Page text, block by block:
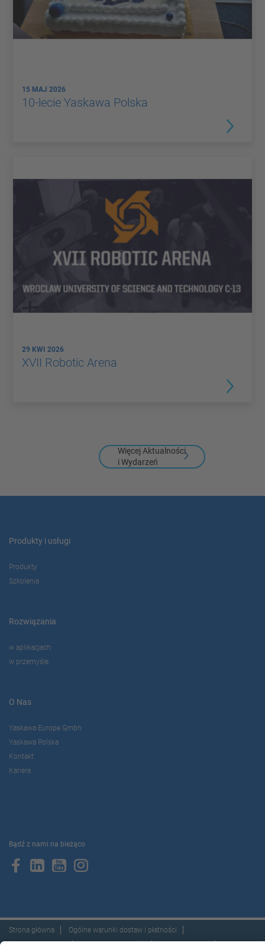
15 MAJ 2026
10-lecie Yaskawa Polska
29 KWI 2026
XVII Robotic Arena
Więcej Aktualności
i Wydarzeń
Produkty i usługi
Produkty
Szkolenia
Rozwiązania
w aplikacjach
w przemyśle
O Nas
Yaskawa Europe Gmbh
Yaskawa Polska
Kontakt
Kariera
Bądź z nami na bieżąco
Strona główna
Ogólne warunki dostaw i płatności